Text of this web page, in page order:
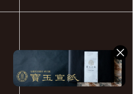
MYPAGE
マイページ